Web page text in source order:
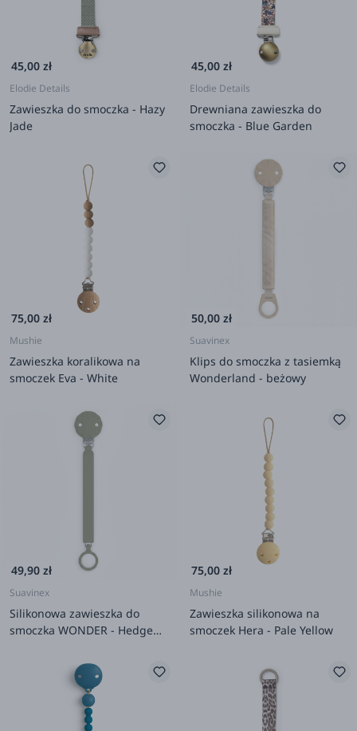
45,00 zł
Elodie Details
Zawieszka do smoczka - Hazy
Jade
45,00 zł
Elodie Details
Drewniana zawieszka do
smoczka - Blue Garden
75,00 zł
Mushie
Zawieszka koralikowa na
smoczek Eva - White
50,00 zł
Suavinex
Klips do smoczka z tasiemką
Wonderland - beżowy
49,90 zł
Suavinex
Silikonowa zawieszka do
smoczka WONDER - Hedge
75,00 zł
Mushie
Zawieszka silikonowa na
smoczek Hera - Pale Yellow